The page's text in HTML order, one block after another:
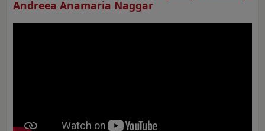
Andreea Anamaria Naggar